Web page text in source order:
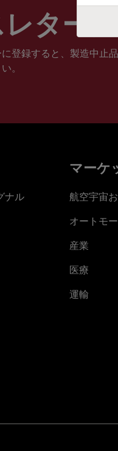
ターに
登録すると、製造中止
。
ナル
マーケ
航空宇宙
オートモ
産業
医療
運輸